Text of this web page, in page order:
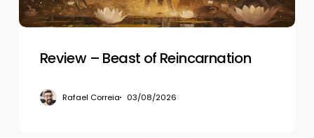
Review – Beast of Reincarnation
Rafael Correia 03/08/2026